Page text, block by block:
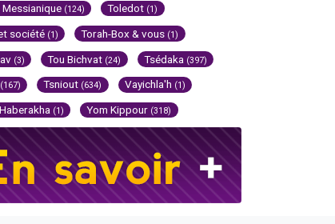
Messianique (124) Toledot (1)
société (1) Torah-Box & vous (1)
(3) Tou Bichvat (24) Tsédaka (397)
(167) Tsniout (634) Vayichla'h (1)
(1) Yom Kippour (318)